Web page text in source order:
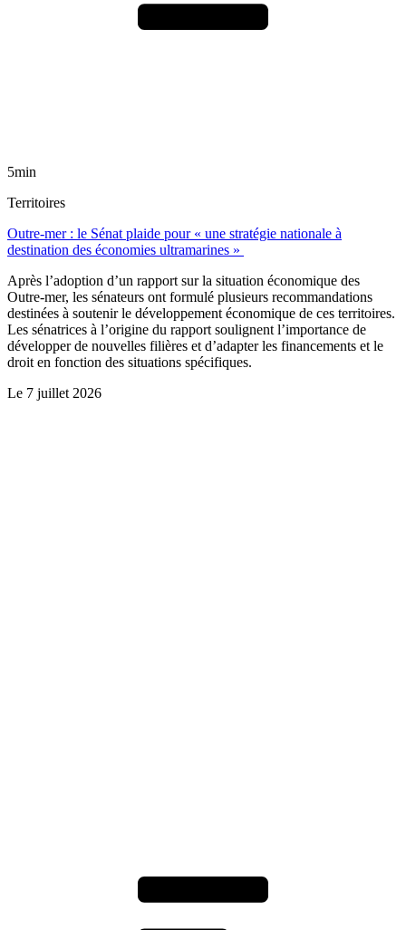
5min
Territoires
Outre-mer : le Sénat plaide pour « une stratégie nationale à
destination des économies ultramarines »
Après l’adoption d’un rapport sur la situation économique des
Outre-mer, les sénateurs ont formulé plusieurs recommandations
destinées à soutenir le développement économique de ces territoires.
Les sénatrices à l’origine du rapport soulignent l’importance de
développer de nouvelles filières et d’adapter les financements et le
droit en fonction des situations spécifiques.
Le 7 juillet 2026